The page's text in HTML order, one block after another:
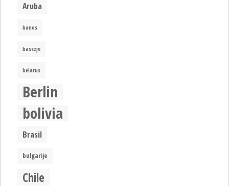
Aruba
banos
basszje
belarus
Berlin
bolivia
Brasil
bulgarije
Chile